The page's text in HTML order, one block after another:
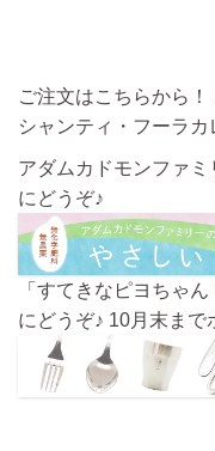
ご注文はこちらから！
シャンティ・フーラカ
アダムカドモンファ
にどうぞ♪
「すてきなピヨちゃ
にどうぞ♪ 10月末まで